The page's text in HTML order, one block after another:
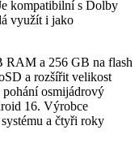
kompatibilní s Dolby
využít i jako
RAM a 256 GB na flash
a rozšířit velikost
osmijádrový
16. Výrobce
a čtyři roky